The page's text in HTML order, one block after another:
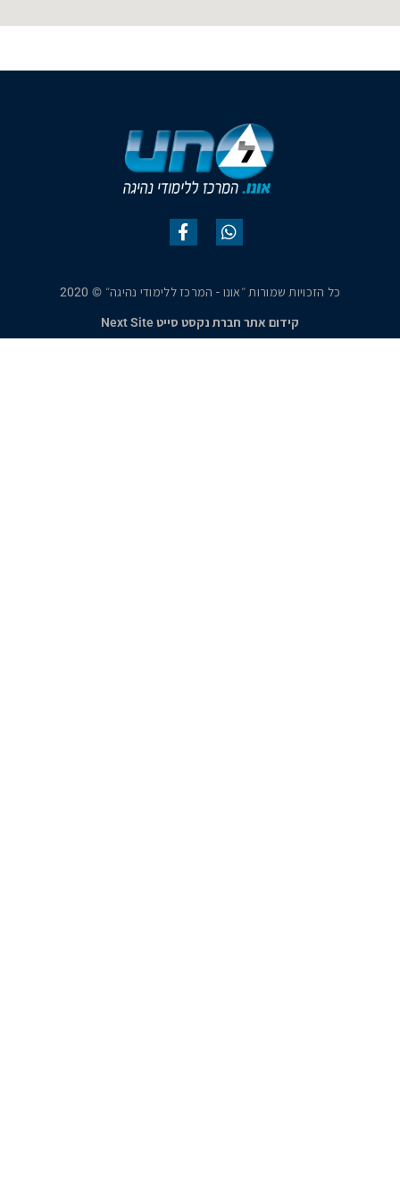
כל הזכויות שמורות ״אונו - המרכז ללימודי נהיגה״ © 2020
קידום אתר חברת נקסט סייט Next Site